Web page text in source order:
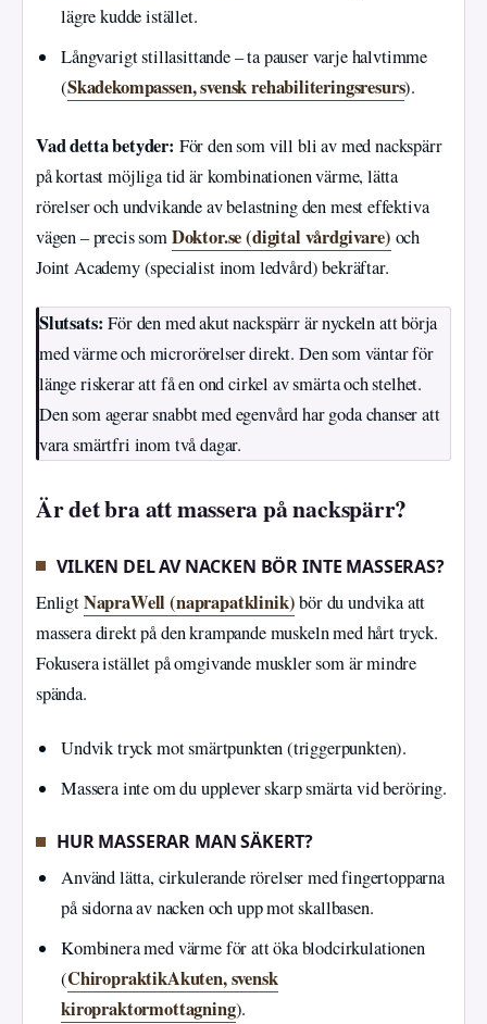
lägre kudde istället.
Långvarigt stillasittande – ta pauser varje halvtimme
(Skadekompassen, svensk rehabiliteringsresurs).
Vad detta betyder: För den som vill bli av med nackspärr
på kortast möjliga tid är kombinationen värme, lätta
rörelser och undvikande av belastning den mest effektiva
vägen – precis somDoktor.se (digital vårdgivare) och
Joint Academy (specialist inom ledvård) bekräftar.
Slutsats: För den med akut nackspärr är nyckeln att börja
med värme och microrörelser direkt. Den som väntar för
länge riskerar att få en ond cirkel av smärta och stelhet.
Den som agerar snabbt med egenvård har goda chanser att
vara smärtfri inom två dagar.
Är det bra att massera på nackspärr?
VILKEN DEL AV NACKEN BÖR INTE MASSERAS?
EnligtNapraWell (naprapatklinik)bör du undvika att
massera direkt på den krampande muskeln med hårt tryck.
Fokusera istället på omgivande muskler som är mindre
spända.
Undvik tryck mot smärtpunkten (triggerpunkten).
Massera inte om du upplever skarp smärta vid beröring.
HUR MASSERAR MAN SÄKERT?
Använd lätta, cirkulerande rörelser med fingertopparna
på sidorna av nacken och upp mot skallbasen.
Kombinera med värme för att öka blodcirkulationen
(ChiropraktikAkuten, svensk
kiropraktormottagning).